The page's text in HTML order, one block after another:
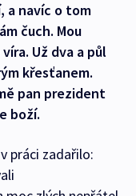
a navíc o tom
čuch. Mou
Už dva a půl
křesťanem.
pan prezident
boží.
práci zadařilo: